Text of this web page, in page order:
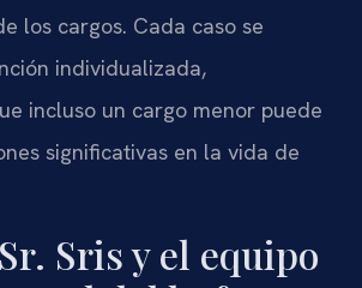
los cargos. Cada caso se
individualizada,
incluso un cargo menor puede
significativas en la vida de
Sris y el equipo